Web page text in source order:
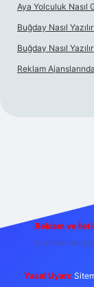
Aya Yolculuk Nasıl
Buğday Nasıl
Buğday Nasıl
Reklam
Reklam ve
Yasal Uyarı: